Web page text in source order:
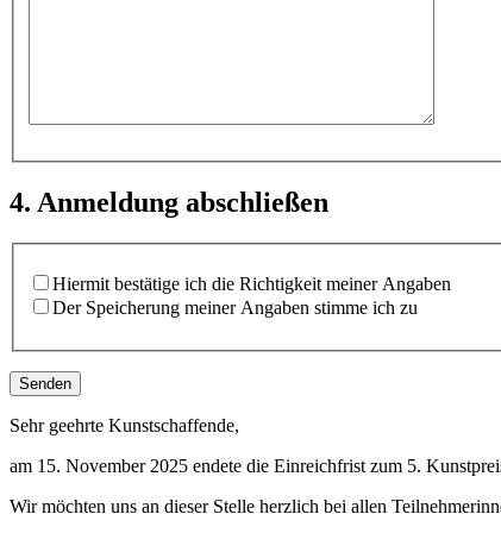
4. Anmeldung abschließen
Hiermit bestätige ich die Richtigkeit meiner Angaben
Der Speicherung meiner Angaben stimme ich zu
Sehr geehrte Kunstschaffende,
am 15. November 2025 endete die Einreichfrist zum 5.
Wir möchten uns an dieser Stelle herzlich bei allen